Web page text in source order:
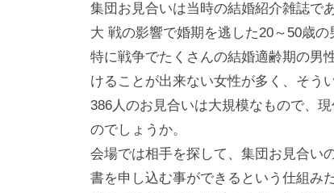
集団お見合いは当時の結婚紹介雑誌で
大 戦の影響で婚期を逃した20～50歳の
特に戦争でたくさんの結婚適齢期の男
けることが出来ない女性が多く、そう
386人のお見合いは大規模なもので、
のでしょうか。
会場では相手を探して、集団お見合い
書を申し込む事ができるという仕組み